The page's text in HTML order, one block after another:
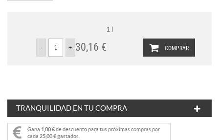
1 l
COMPRAR
30,16 €
TRANQUILIDAD EN TU COMPRA
Gana 1,00 €de descuento para tus próximas compras por
cada 25,00 €gastados.